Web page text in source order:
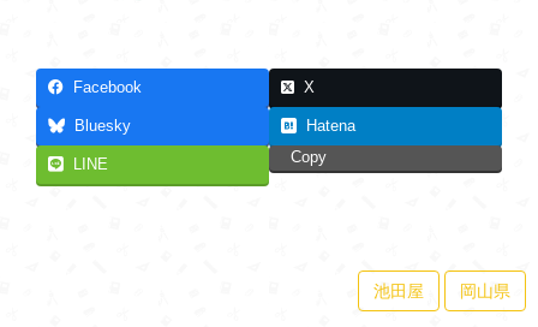
Facebook X
Bluesky Hatena
LINE Copy
池田屋 岡山県